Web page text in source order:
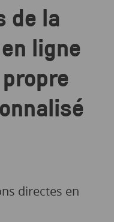
de la
ligne
directes en